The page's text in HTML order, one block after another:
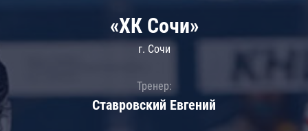
«ХК Сочи»
г. Сочи
Тренер:
Ставровский Евгений